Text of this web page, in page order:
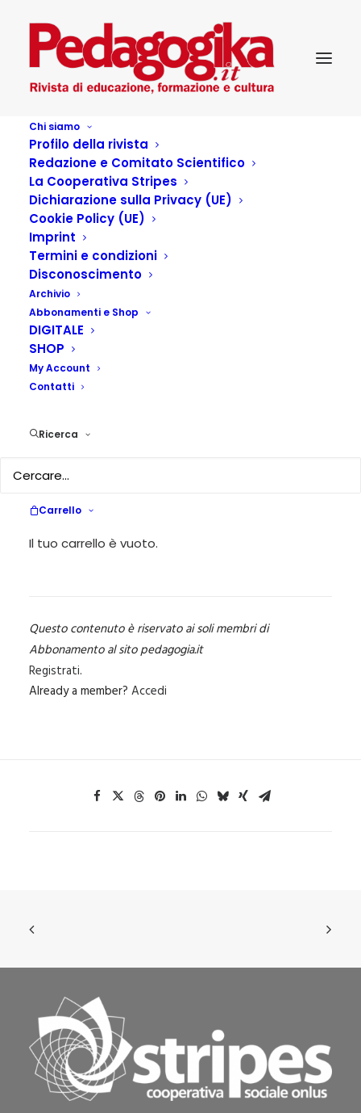
Chi siamo
Profilo della rivista
Redazione e Comitato Scientifico
La Cooperativa Stripes
Dichiarazione sulla Privacy (UE)
Cookie Policy (UE)
Imprint
Termini e condizioni
Disconoscimento
Archivio
Abbonamenti e Shop
DIGITALE
SHOP
My Account
Contatti
Ricerca
Carrello
Il tuo carrello è vuoto.
Profughi austriaci nella
Bari del 1944. Franz
Theodor Csokor,
Alexander Sacher-
Masoch, Hermann Hakel
tra Poesia e Propaganda
MARIA ANTONIETTA SELVAGGIO
Pasquale Gallo Profughi austriaci nella Bari del 1944. Franz
Theodor Csokor, Alexander Sacher-Masoch, Hermann
Questo contenuto è riservato ai soli membri di
Abbonamento al sito pedagogia.it
Registrati.
Already a member? Accedi